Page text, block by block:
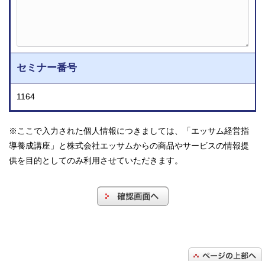
セミナー番号
1164
※ここで入力された個人情報につきましては、「エッサム経営指
導養成講座」と株式会社エッサムからの商品やサービスの情報提
供を目的としてのみ利用させていただきます。